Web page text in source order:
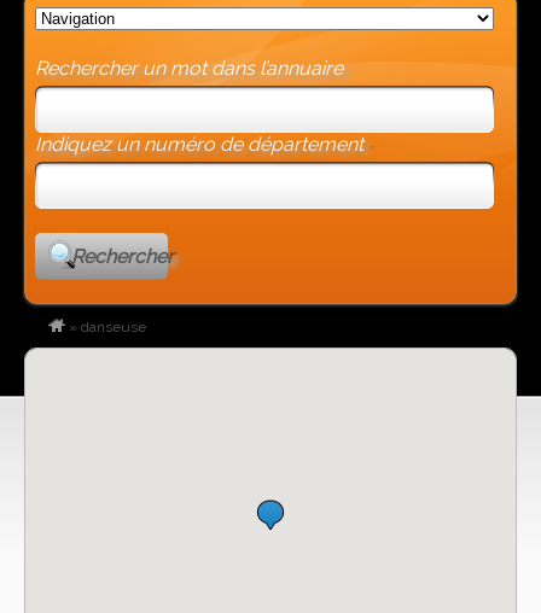
Rechercher un mot dans l’annuaire
Indiquez un numéro de département -
Rechercher
» danseuse